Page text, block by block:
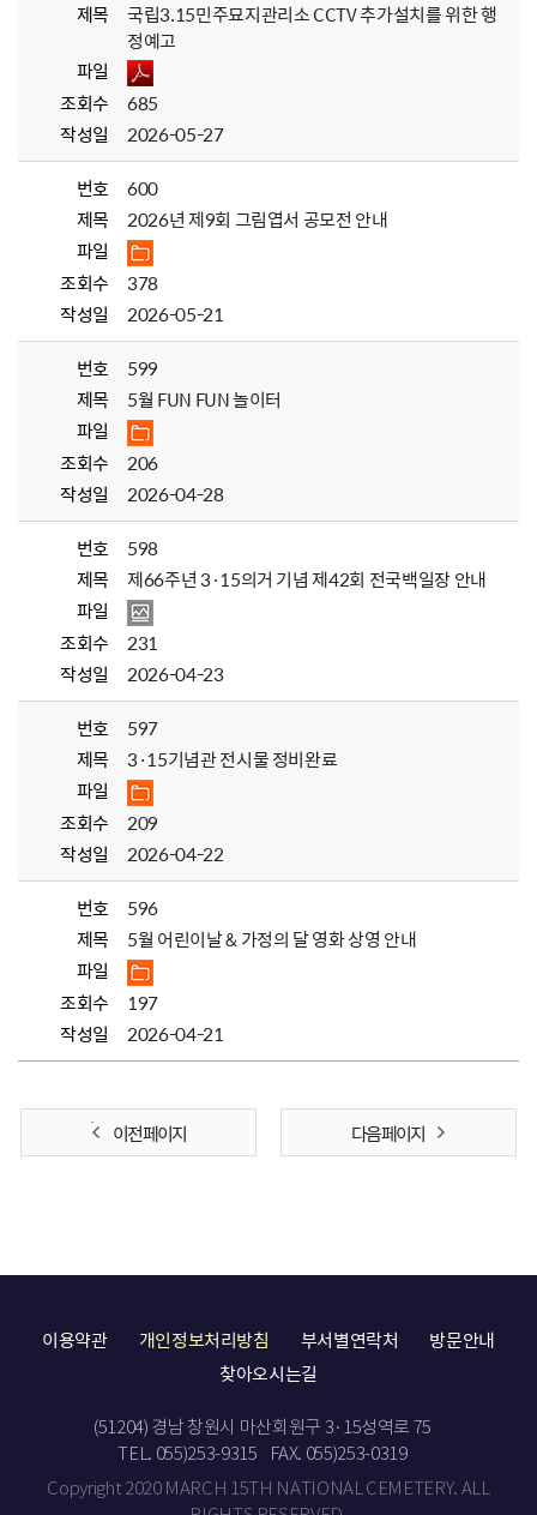
제목
국립3.15민주묘지관리소 CCTV 추가설치를 위한 행
정예고
파일
조회수
685
작성일
2026-05-27
번호
600
제목
2026년 제9회 그림엽서 공모전 안내
파일
조회수
378
작성일
2026-05-21
번호
599
제목
5월 FUN FUN 놀이터
파일
조회수
206
작성일
2026-04-28
번호
598
제목
제66주년 3·15의거 기념 제42회 전국백일장 안내
파일
조회수
231
작성일
2026-04-23
번호
597
제목
3·15기념관 전시물 정비완료
파일
조회수
209
작성일
2026-04-22
번호
596
제목
5월 어린이날 & 가정의 달 영화 상영 안내
파일
조회수
197
작성일
2026-04-21
이전 페이지 다음 페이지
이용약관 개인정보처리방침 부서별연락처
방문안내
찾아오시는길
(51204) 경남 창원시 마산회원구 3·15성역로 75
TEL. 055)253-9315
FAX. 055)253-0319
Copyright 2020 MARCH 15TH NATIONAL CEMETERY. ALL